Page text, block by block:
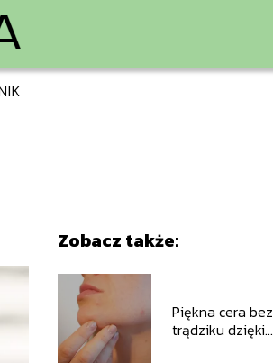
Zobacz także:
Piękna cera bez
trądziku dzięki